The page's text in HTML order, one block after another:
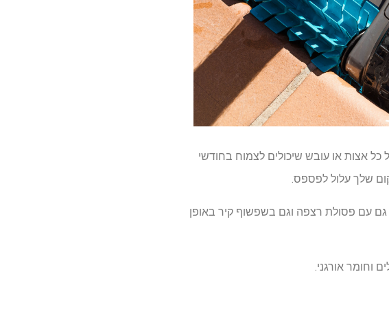
כל אצות או עובש שיכולים לצמוח בחודשי
שלך עלול לפספס.
גם עם פסולת רצפה וגם בשפשוף קיר באופן
וחומר אורגני.